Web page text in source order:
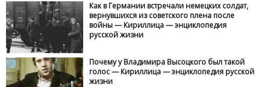
Как в Германии встречали немецких солдат,
вернувшихся из советского плена после
войны — Кириллица — энциклопедия
русской жизни
Почему у Владимира Высоцкого был такой
голос — Кириллица — энциклопедия русской
жизни